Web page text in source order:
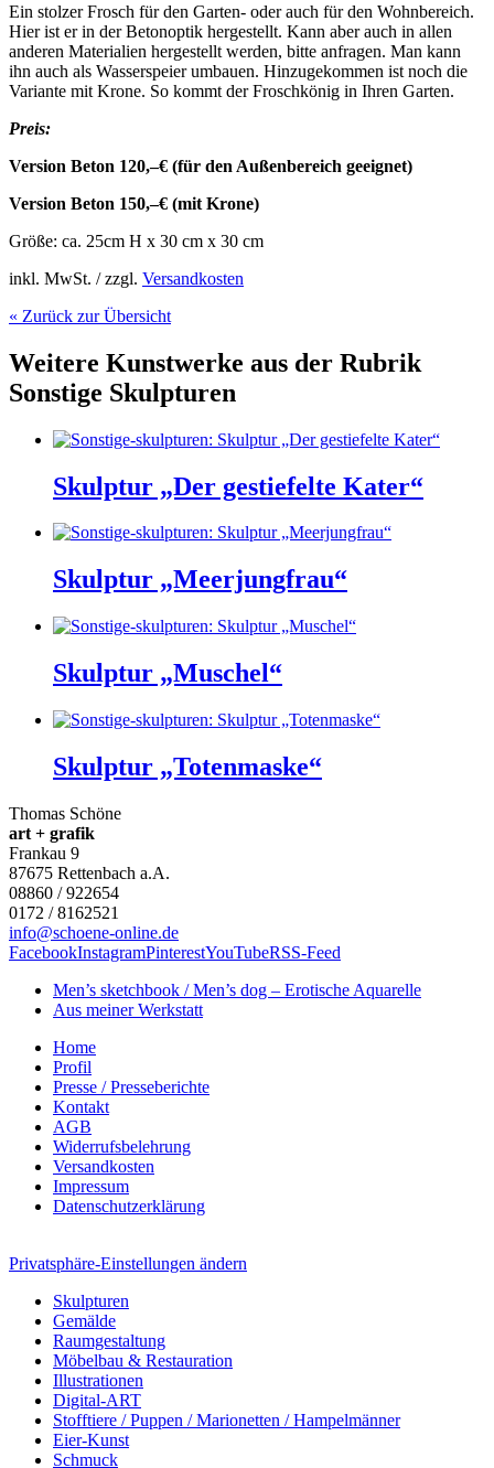
Ein stolzer Frosch für den Garten- oder auch für den Wohnbereich.
Hier ist er in der Betonoptik hergestellt. Kann aber auch in allen
anderen Materialien hergestellt werden, bitte anfragen. Man kann
ihn auch als Wasserspeier umbauen. Hinzugekommen ist noch die
Variante mit Krone. So kommt der Froschkönig in Ihren Garten.
Preis:
Version Beton 120,–€ (für den Außenbereich geeignet)
Version Beton 150,–€ (mit Krone)
Größe: ca. 25cm H x 30 cm x 30 cm
inkl. MwSt. / zzgl. Versandkosten
« Zurück zur Übersicht
Weitere Kunstwerke aus der Rubrik
Sonstige Skulpturen
Skulptur „Der gestiefelte Kater“
Skulptur „Meerjungfrau“
Skulptur „Muschel“
Skulptur „Totenmaske“
Thomas Schöne
art + grafik
Frankau 9
87675 Rettenbach a.A.
08860 / 922654
0172 / 8162521
info@schoene-online.de
FacebookInstagramPinterestYouTubeRSS-Feed
Men’s sketchbook / Men’s dog – Erotische Aquarelle
Aus meiner Werkstatt
Home
Profil
Presse / Presseberichte
Kontakt
AGB
Widerrufsbelehrung
Versandkosten
Impressum
Datenschutzerklärung
Privatsphäre-Einstellungen ändern
Skulpturen
Gemälde
Raumgestaltung
Möbelbau & Restauration
Illustrationen
Digital-ART
Stofftiere / Puppen / Marionetten / Hampelmänner
Eier-Kunst
Schmuck